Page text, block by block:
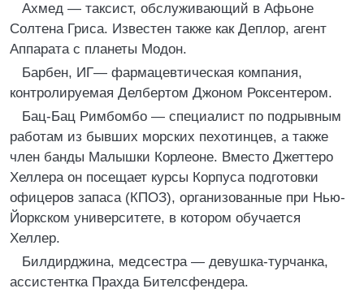
Ахмед — таксист, обслуживающий в Афьоне
Солтена Гриса. Известен также как Деплор, агент
Аппарата с планеты Модон.
Барбен, ИГ— фармацевтическая компания,
контролируемая Делбертом Джоном Роксентером.
Бац-Бац Римбомбо — специалист по подрывным
работам из бывших морских пехотинцев, а также
член банды Малышки Корлеоне. Вместо Джеттеро
Хеллера он посещает курсы Корпуса подготовки
офицеров запаса (КПОЗ), организованные при Нью-
Йоркском университете, в котором обучается
Хеллер.
Билдирджина, медсестра — девушка-турчанка,
ассистентка Прахда Бителсфендера.